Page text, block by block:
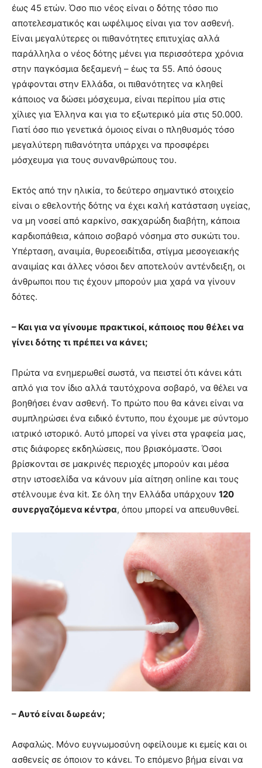
έως 45 ετών. Όσο πιο νέος είναι ο δότης τόσο πιο
αποτελεσματικός και ωφέλιμος είναι για τον ασθενή.
Είναι μεγαλύτερες οι πιθανότητες επιτυχίας αλλά
παράλληλα ο νέος δότης μένει για περισσότερα χρόνια
στην παγκόσμια δεξαμενή – έως τα 55. Από όσους
γράφονται στην Ελλάδα, οι πιθανότητες να κληθεί
κάποιος να δώσει μόσχευμα, είναι περίπου μία στις
χίλιες για Έλληνα και για το εξωτερικό μία στις 50.000.
Γιατί όσο πιο γενετικά όμοιος είναι ο πληθυσμός τόσο
μεγαλύτερη πιθανότητα υπάρχει να προσφέρει
μόσχευμα για τους συνανθρώπους του.
Εκτός από την ηλικία, το δεύτερο σημαντικό στοιχείο
είναι ο εθελοντής δότης να έχει καλή κατάσταση υγείας,
να μη νοσεί από καρκίνο, σακχαρώδη διαβήτη, κάποια
καρδιοπάθεια, κάποιο σοβαρό νόσημα στο συκώτι του.
Υπέρταση, αναιμία, θυρεοειδίτιδα, στίγμα μεσογειακής
αναιμίας και άλλες νόσοι δεν αποτελούν αντένδειξη, οι
άνθρωποι που τις έχουν μπορούν μια χαρά να γίνουν
δότες.
– Και για να γίνουμε πρακτικοί, κάποιος που θέλει να
γίνει δότης τι πρέπει να κάνει;
Πρώτα να ενημερωθεί σωστά, να πειστεί ότι κάνει κάτι
απλό για τον ίδιο αλλά ταυτόχρονα σοβαρό, να θέλει να
βοηθήσει έναν ασθενή. Το πρώτο που θα κάνει είναι να
συμπληρώσει ένα ειδικό έντυπο, που έχουμε με σύντομο
ιατρικό ιστορικό. Αυτό μπορεί να γίνει στα γραφεία μας,
στις διάφορες εκδηλώσεις, που βρισκόμαστε. Όσοι
βρίσκονται σε μακρινές περιοχές μπορούν και μέσα
στην ιστοσελίδα να κάνουν μία αίτηση online και τους
στέλνουμε ένα kit. Σε όλη την Ελλάδα υπάρχουν 120
συνεργαζόμενα κέντρα, όπου μπορεί να απευθυνθεί.
– Αυτό είναι δωρεάν;
Ασφαλώς. Μόνο ευγνωμοσύνη οφείλουμε κι εμείς και οι
ασθενείς σε όποιον το κάνει. Το επόμενο βήμα είναι να